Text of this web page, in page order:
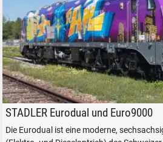
Dispo-TF-Rail 2019 404-3 am
STADLER Eurodual und Euro9000
Die Eurodual ist eine moderne,